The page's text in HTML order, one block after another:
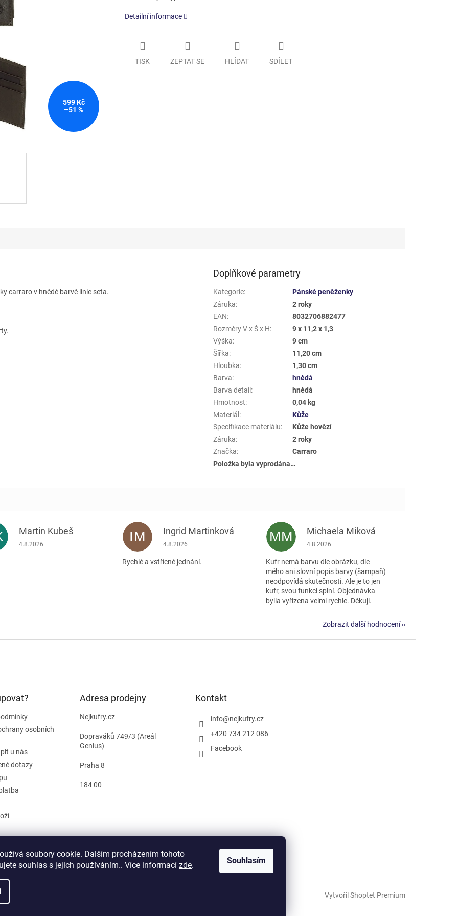
soubory cookie. Dalším procházením tohoto
souhlas s jejich používáním.. Více informací zde. Souhlasím
599 Kč
–51 %
Detailní informace
TISK ZEPTAT SE HLÍDAT SDÍLET
carraro v hnědé barvě linie seta.
Doplňkové parametry
Kategorie:
Pánské peněženky
Záruka:
2 roky
EAN:
8032706882477
Rozměry V x Š x H:
9 x 11,2 x 1,3
Výška:
9 cm
Šířka:
11,20 cm
Hloubka:
1,30 cm
Barva:
hnědá
Barva detail :
hnědá
Hmotnost:
0,04 kg
Materiál :
Kůže
Specifikace materiálu:
Kůže hovězí
Záruka:
2 roky
Značka:
Carraro
Položka byla vyprodána…
Martin Kubeš
Hodnocení obchodu je 5 z 5 hvězdiček.
4.8.2026 IM Ingrid Martinková
Hodnocení obchodu je 5 z 5 hvězdiček.
4.8.2026
Rychlé a vstřícné jednání.
MM Michaela Miková
Hodnocení obchodu je 5 z 5 hvězdiček.
4.8.2026
Kufr nemá barvu dle obrázku, dle
mého ani slovní popis barvy (šampaň)
neodpovídá skutečnosti. Ale je to jen
kufr, svou funkci splní. Objednávka
bylla vyřizena velmi rychle. Děkuji.
Zobrazit další hodnocení
osobních
u nás
dotazy
smlouvy
Adresa prodejny
Nejkufry.cz
Dopraváků 749/3 (Areál
Genius)
Praha 8
184 00
Kontakt
info@nejkufry.cz
+420 734 212 086
Facebook
Vytvořil Shoptet Premium